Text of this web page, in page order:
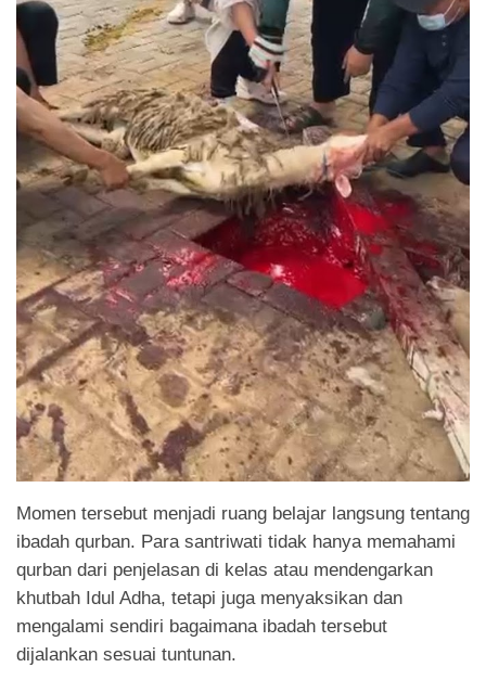
Momen tersebut menjadi ruang belajar langsung tentang
ibadah qurban. Para santriwati tidak hanya memahami
qurban dari penjelasan di kelas atau mendengarkan
khutbah Idul Adha, tetapi juga menyaksikan dan
mengalami sendiri bagaimana ibadah tersebut
dijalankan sesuai tuntunan.